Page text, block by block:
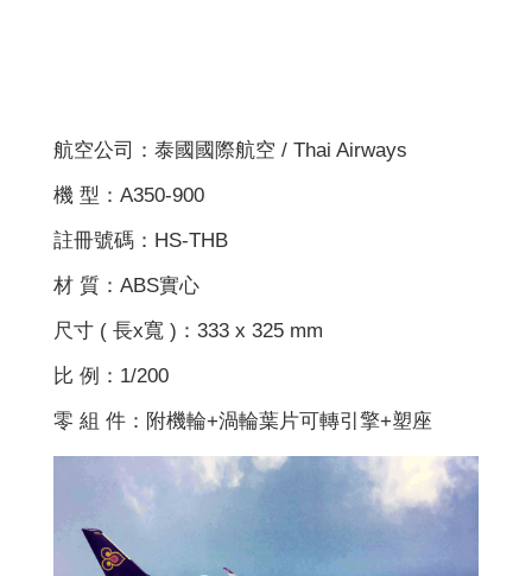
航空公司：泰國國際航空 / Thai Airways
機 型：A350-900
註冊號碼：HS-THB
材 質：ABS實心
尺寸 ( 長x寬 )：333 x 325 mm
比 例：1/200
零 組 件：附機輪+渦輪葉片可轉引擎+塑座